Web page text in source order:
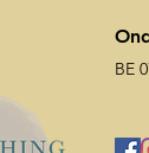
BE